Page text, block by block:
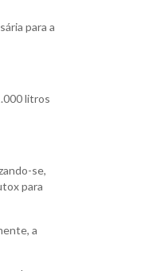
para a
litros
se,
para
a